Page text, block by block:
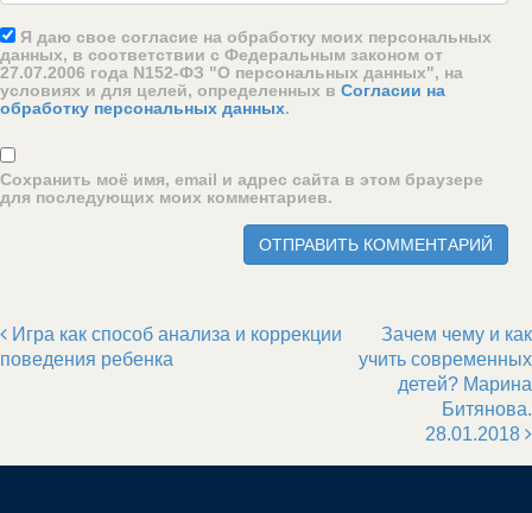
Я даю свое согласие на обработку моих персональных
данных, в соответствии с Федеральным законом от
27.07.2006 года N152-ФЗ "О персональных данных", на
условиях и для целей, определенных в Согласии на
обработку персональных данных.
Сохранить моё имя, email и адрес сайта в этом браузере
для последующих моих комментариев.
Post navigation
Игра как способ анализа и коррекции
поведения ребенка
Зачем чему и как
учить современных
детей? Марина
Битянова.
28.01.2018